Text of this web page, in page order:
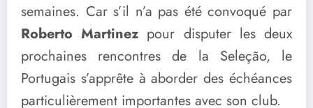
semaines. Car s’il n’a pas été convoqué par
Roberto Martinez pour disputer les deux
prochaines rencontres de la Seleção, le
Portugais s’apprête à aborder des échéances
particulièrement importantes avec son club.